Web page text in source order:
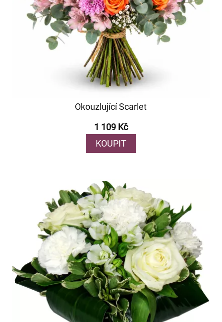
Okouzlující Scarlet
1 109 Kč
KOUPIT